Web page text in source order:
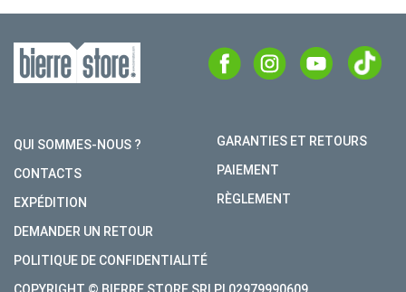
QUI SOMMES-NOUS ?
CONTACTS
EXPÉDITION
DEMANDER UN RETOUR
GARANTIES ET RETOURS
PAIEMENT
RÈGLEMENT
POLITIQUE DE CONFIDENTIALITÉ